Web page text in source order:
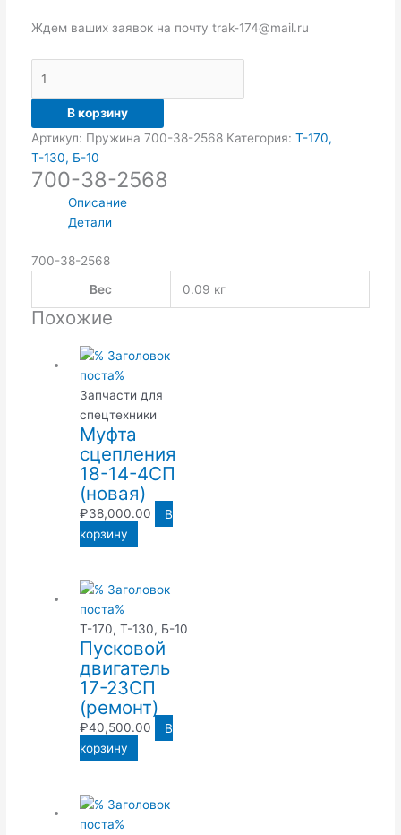
Ждем ваших заявок на почту trak-174@mail.ru
В корзину
Артикул: Пружина 700-38-2568 Категория: Т-170,
Т-130, Б-10
700-38-2568
Описание
Детали
700-38-2568
Вес
0.09 кг
Похожие
Запчасти для
спецтехники
Муфта
сцепления
18-14-4СП
(новая)
₽38,000.00
В
корзину
Т-170, Т-130, Б-10
Пусковой
двигатель
17-23СП
(ремонт)
₽40,500.00
В
корзину